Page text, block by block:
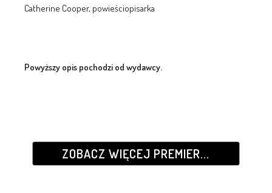
Catherine Cooper, powieściopisarka
Powyższy opis pochodzi od wydawcy.
ZOBACZ WIĘCEJ PREMIER...